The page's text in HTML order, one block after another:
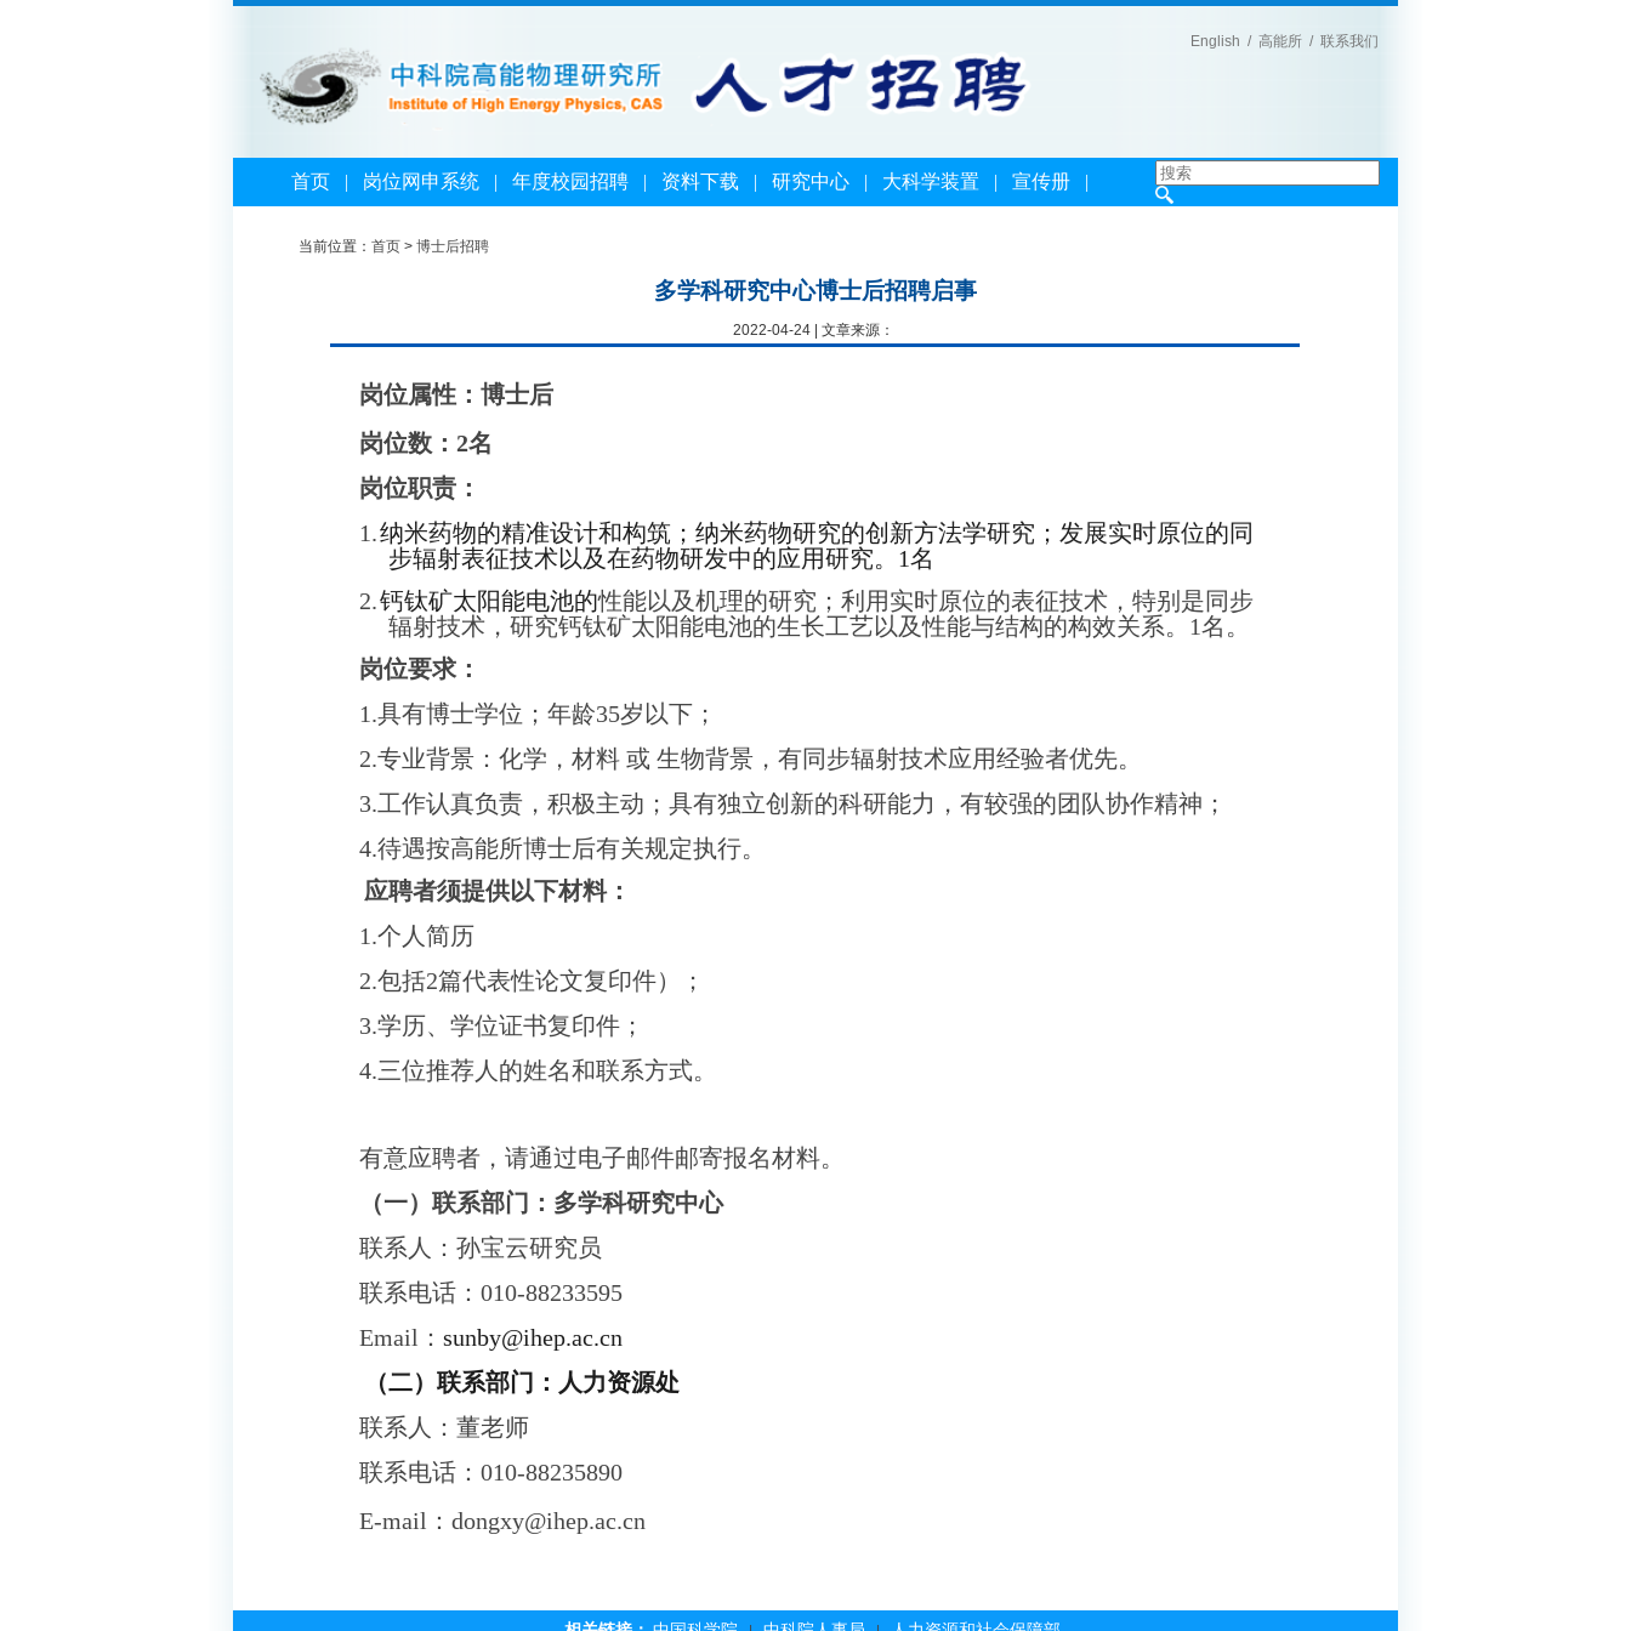
English / 高能所 / 联系我们
首页| 岗位网申系统| 年度校园招聘| 资料下载 | 研究中心| 大科学装置 | 宣传册|
当前位置： 首页 > 博士后招聘
多学科研究中心博士后招聘启事
2022-04-24 | 文章来源：
岗位属性：博士后
岗位数： 2名
岗位职责：
1.纳米药物的精准设计和构筑；纳米药物研究的创新方法学研究；发展实时原位的同
步辐射表征技术以及在药物研发中的应用研究。 1名
2.钙钛矿太阳能电池的性能以及机理的研究；利用实时原位的表征技术，特别是同步
辐射技术，研究钙钛矿太阳能电池的生长工艺以及性能与结构的构效关系。
1名。
岗位要求：
1.具有博士学位；年龄35岁以下；
2.专业背景：化学，材料 或 生物背景，有同步辐射技术应用经验者优先。
3.工作认真负责，积极主动；具有独立创新的科研能力，有较强的团队协作精神；
4.待遇按高能所博士后有关规定执行。
应聘者须提供以下材料：
1.个人简历
2.包括2篇代表性论文复印件）；
3.学历、学位证书复印件；
4.三位推荐人的姓名和联系方式。
有意应聘者，请通过电子邮件邮寄报名材料。
（一）联系部门：多学科研究中心
联系人：孙宝云研究员
联系电话：010-88233595
Email： sunby@ihep.ac.cn
（二）联系部门：人力资源处
联系人：董老师
联系电话： 010-88235890
E-mail： dongxy@ihep.ac.cn